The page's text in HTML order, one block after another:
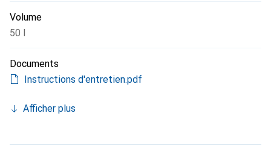
Volume
50 l
Documents
Instructions d'entretien.pdf
Afficher plus